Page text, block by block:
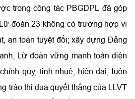
trong công tác PBGDPL đã góp
đoàn 23 không có trường hợp vi
an toàn tuyệt đối; xây dựng Đảng
Lữ đoàn vững mạnh toàn diện
quy, tinh nhuệ, hiện đại; luôn
trào thi đua quyết thắng của LLVT